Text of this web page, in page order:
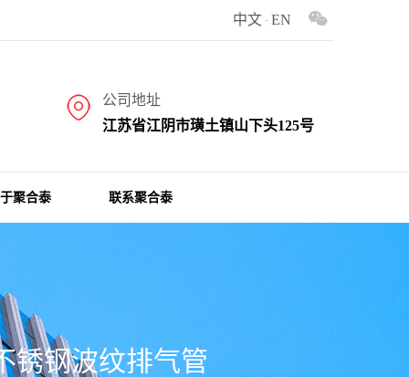
汽车用隔热铝箔波纹管、车用铝箔波纹管、隔热护套，铝箔波纹管，汽车
中文 · EN
公司地址
江苏省江阴市璜土镇山下头125号
聚合泰 联系聚合泰
锈钢波纹排气管